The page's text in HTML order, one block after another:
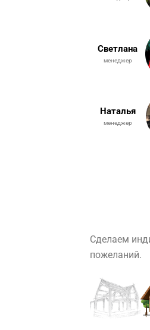
Светлана
менеджер
Наталья
менеджер
Сделаем
пожеланий.